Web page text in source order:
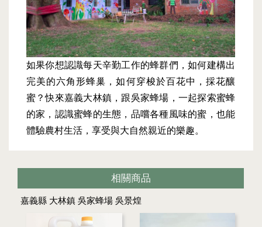
如果你想認識每天辛勤工作的蜂群們，如何建構出
完美的六角形蜂巢，如何穿梭於百花中，採花釀
蜜？快來嘉義大林鎮，跟吳家蜂場，一起探索蜜蜂
的家，認識蜜蜂的生態，品嚐各種風味的蜜，也能
體驗農村生活，享受與大自然親近的樂趣。
相關商品
嘉義縣 大林鎮 吳家蜂場 吳景煌